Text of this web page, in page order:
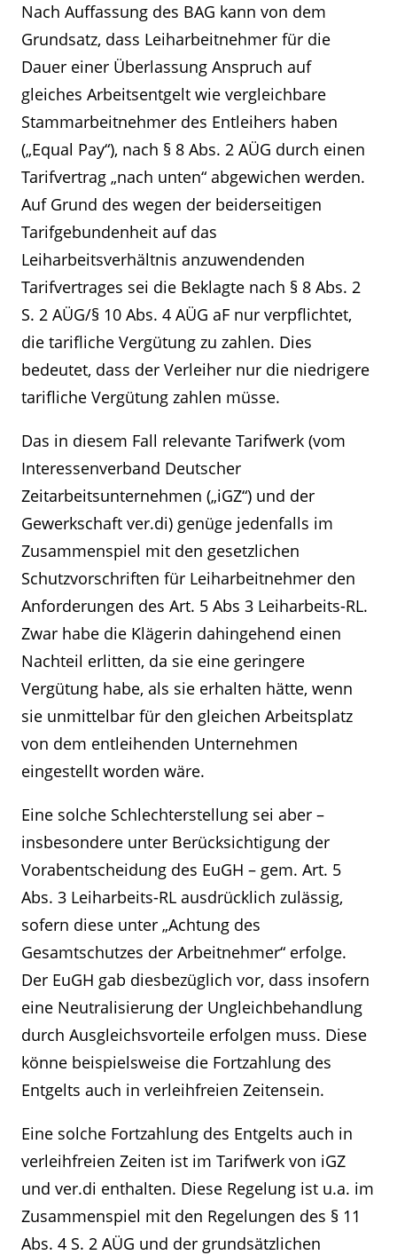
Nach Auffassung des BAG kann von dem
Grundsatz, dass Leiharbeitnehmer für die
Dauer einer Überlassung Anspruch auf
gleiches Arbeitsentgelt wie vergleichbare
Stammarbeitnehmer des Entleihers haben
(„Equal Pay“), nach § 8 Abs. 2 AÜG durch einen
Tarifvertrag „nach unten“ abgewichen werden.
Auf Grund des wegen der beiderseitigen
Tarifgebundenheit auf das
Leiharbeitsverhältnis anzuwendenden
Tarifvertrages sei die Beklagte nach § 8 Abs. 2
S. 2 AÜG/§ 10 Abs. 4 AÜG aF nur verpflichtet,
die tarifliche Vergütung zu zahlen. Dies
bedeutet, dass der Verleiher nur die niedrigere
tarifliche Vergütung zahlen müsse.
Das in diesem Fall relevante Tarifwerk (vom
Interessenverband Deutscher
Zeitarbeitsunternehmen („iGZ“) und der
Gewerkschaft ver.di) genüge jedenfalls im
Zusammenspiel mit den gesetzlichen
Schutzvorschriften für Leiharbeitnehmer den
Anforderungen des Art. 5 Abs 3 Leiharbeits-RL.
Zwar habe die Klägerin dahingehend einen
Nachteil erlitten, da sie eine geringere
Vergütung habe, als sie erhalten hätte, wenn
sie unmittelbar für den gleichen Arbeitsplatz
von dem entleihenden Unternehmen
eingestellt worden wäre.
Eine solche Schlechterstellung sei aber –
insbesondere unter Berücksichtigung der
Vorabentscheidung des EuGH – gem. Art. 5
Abs. 3 Leiharbeits-RL ausdrücklich zulässig,
sofern diese unter „Achtung des
Gesamtschutzes der Arbeitnehmer“ erfolge.
Der EuGH gab diesbezüglich vor, dass insofern
eine Neutralisierung der Ungleichbehandlung
durch Ausgleichsvorteile erfolgen muss. Diese
könne beispielsweise die Fortzahlung des
Entgelts auch in verleihfreien Zeitensein.
Eine solche Fortzahlung des Entgelts auch in
verleihfreien Zeiten ist im Tarifwerk von iGZ
und ver.di enthalten. Diese Regelung ist u.a. im
Zusammenspiel mit den Regelungen des § 11
Abs. 4 S. 2 AÜG und der grundsätzlichen